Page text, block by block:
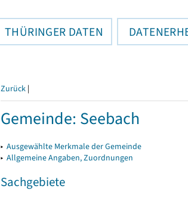
THÜRINGER DATEN
Zurück |
Gemeinde: Seebach
▸ Ausgewählte Merkmale der Gemeinde
▸ Allgemeine Angaben, Zuordnungen
Sachgebiete